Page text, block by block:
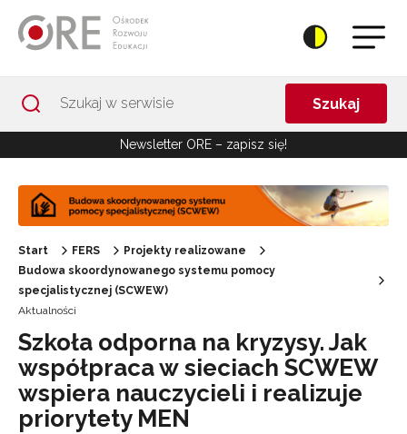
Szukaj
Newsletter ORE – zapisz się!
Start FERS
Projekty realizowane
Budowa skoordynowanego systemu pomocy
specjalistycznej (SCWEW)
Aktualności
Szkoła odporna na kryzysy. Jak
współpraca w sieciach SCWEW
wspiera nauczycieli i realizuje
priorytety MEN